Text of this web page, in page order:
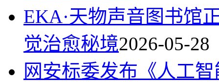
EKA·天物声音图书馆
觉治愈秘境2026-05-28
网安标委发布《人工